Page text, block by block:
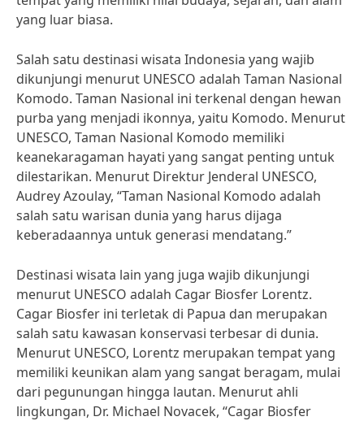
yang luar biasa.
Salah satu destinasi wisata Indonesia yang wajib
dikunjungi menurut UNESCO adalah Taman Nasional
Komodo. Taman Nasional ini terkenal dengan hewan
purba yang menjadi ikonnya, yaitu Komodo. Menurut
UNESCO, Taman Nasional Komodo memiliki
keanekaragaman hayati yang sangat penting untuk
dilestarikan. Menurut Direktur Jenderal UNESCO,
Audrey Azoulay, “Taman Nasional Komodo adalah
salah satu warisan dunia yang harus dijaga
keberadaannya untuk generasi mendatang.”
Destinasi wisata lain yang juga wajib dikunjungi
menurut UNESCO adalah Cagar Biosfer Lorentz.
Cagar Biosfer ini terletak di Papua dan merupakan
salah satu kawasan konservasi terbesar di dunia.
Menurut UNESCO, Lorentz merupakan tempat yang
memiliki keunikan alam yang sangat beragam, mulai
dari pegunungan hingga lautan. Menurut ahli
lingkungan, Dr. Michael Novacek, “Cagar Biosfer